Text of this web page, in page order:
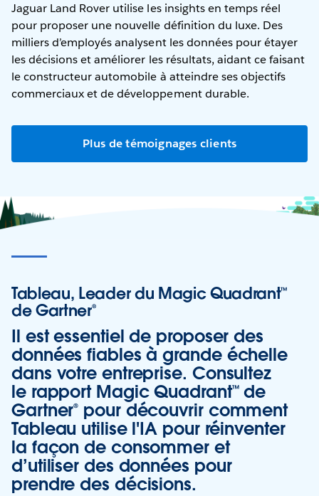
Jaguar Land Rover utilise les insights en temps réel
pour proposer une nouvelle définition du luxe. Des
milliers d’employés analysent les données pour étayer
les décisions et améliorer les résultats, aidant ce faisant
le constructeur automobile à atteindre ses objectifs
commerciaux et de développement durable.
Plus de témoignages clients
Tableau, Leader du Magic Quadrant™
de Gartner®
Il est essentiel de proposer des
données fiables à grande échelle
dans votre entreprise. Consultez
le rapport Magic Quadrant™ de
Gartner® pour découvrir comment
Tableau utilise l'IA pour réinventer
la façon de consommer et
d’utiliser des données pour
prendre des décisions.